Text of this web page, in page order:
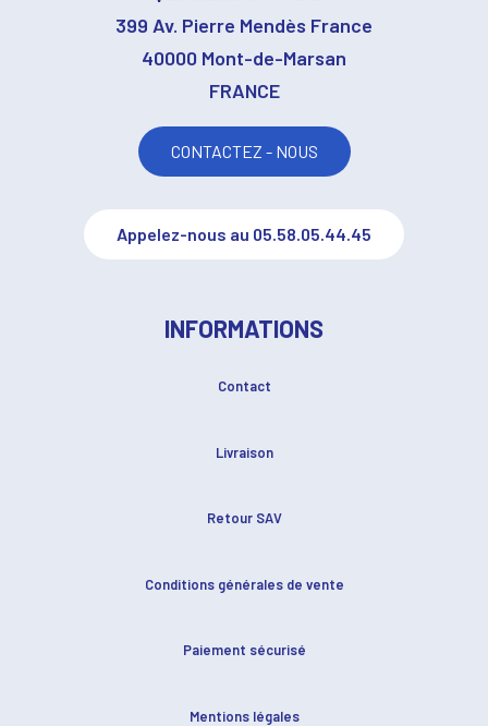
399 Av. Pierre Mendès France
40000 Mont-de-Marsan
FRANCE
CONTACTEZ - NOUS
Appelez-nous au 05.58.05.44.45
INFORMATIONS
Contact
Livraison
Retour SAV
Conditions générales de vente
Paiement sécurisé
Mentions légales